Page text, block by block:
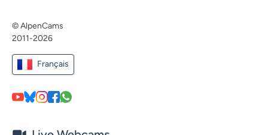
© AlpenCams
2011-2026
Français